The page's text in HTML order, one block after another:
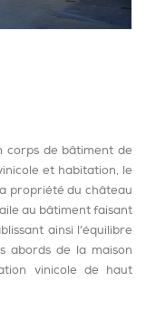
corps de bâtiment de
et habitation, le
propriété du château
au bâtiment faisant
ainsi l’équilibre
abords de la maison
vinicole de haut